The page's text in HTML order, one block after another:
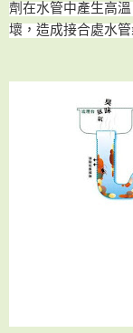
劑在水管中產生高溫
壞，造成接合處水